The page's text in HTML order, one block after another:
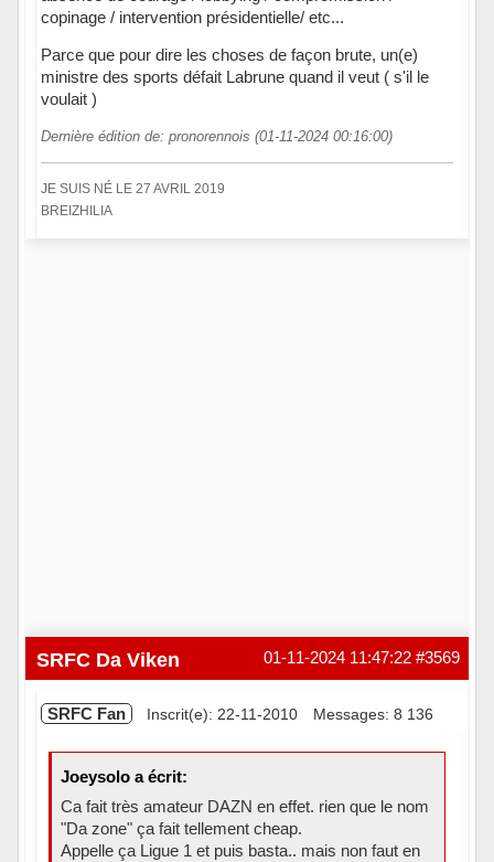
copinage / intervention présidentielle/ etc...
Parce que pour dire les choses de façon brute, un(e)
ministre des sports défait Labrune quand il veut ( s'il le
voulait )
Dernière édition de: pronorennois (01-11-2024 00:16:00)
JE SUIS NÉ LE 27 AVRIL 2019
BREIZHILIA
#3569
01-11-2024 11:47:22
SRFC Da Viken
SRFC Fan Inscrit(e): 22-11-2010 Messages: 8 136
Joeysolo a écrit:
Ca fait très amateur DAZN en effet. rien que le nom
"Da zone" ça fait tellement cheap.
Appelle ça Ligue 1 et puis basta.. mais non faut en